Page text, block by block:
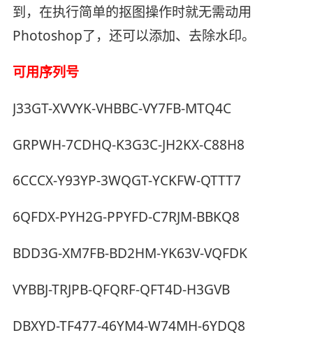
到，在执行简单的抠图操作时就无需动用
Photoshop了，还可以添加、去除水印。
可用序列号
J33GT-XVVYK-VHBBC-VY7FB-MTQ4C
GRPWH-7CDHQ-K3G3C-JH2KX-C88H8
6CCCX-Y93YP-3WQGT-YCKFW-QTTT7
6QFDX-PYH2G-PPYFD-C7RJM-BBKQ8
BDD3G-XM7FB-BD2HM-YK63V-VQFDK
VYBBJ-TRJPB-QFQRF-QFT4D-H3GVB
DBXYD-TF477-46YM4-W74MH-6YDQ8